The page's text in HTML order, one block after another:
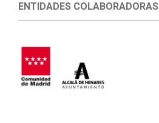
ENTIDADES COLABORADORAS